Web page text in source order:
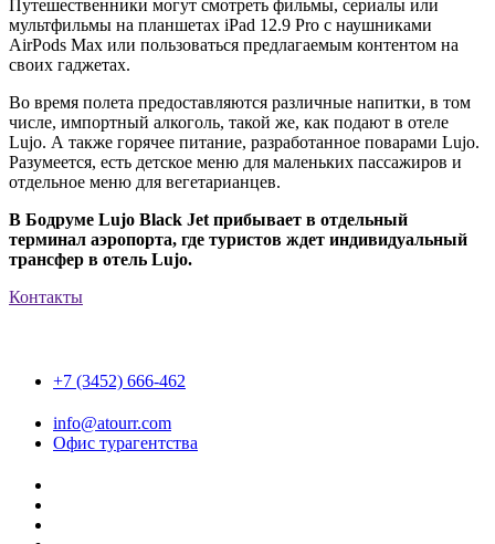
Путешественники могут смотреть фильмы, сериалы или
мультфильмы на планшетах iPad 12.9 Pro с наушниками
AirPods Max или пользоваться предлагаемым контентом на
своих гаджетах.
Во время полета предоставляются различные напитки, в том
числе, импортный алкоголь, такой же, как подают в отеле
Lujo. А также горячее питание, разработанное поварами Lujo.
Разумеется, есть детское меню для маленьких пассажиров и
отдельное меню для вегетарианцев.
В Бодруме Lujo Black Jet прибывает в отдельный
терминал аэропорта, где туристов ждет индивидуальный
трансфер в отель Lujo.
Контакты
+7 (3452) 666-462
info@atourr.com
Офис турагентства